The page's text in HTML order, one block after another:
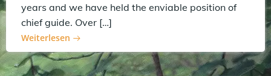
years and we have held the enviable position of
chief guide. Over […]
Weiterlesen